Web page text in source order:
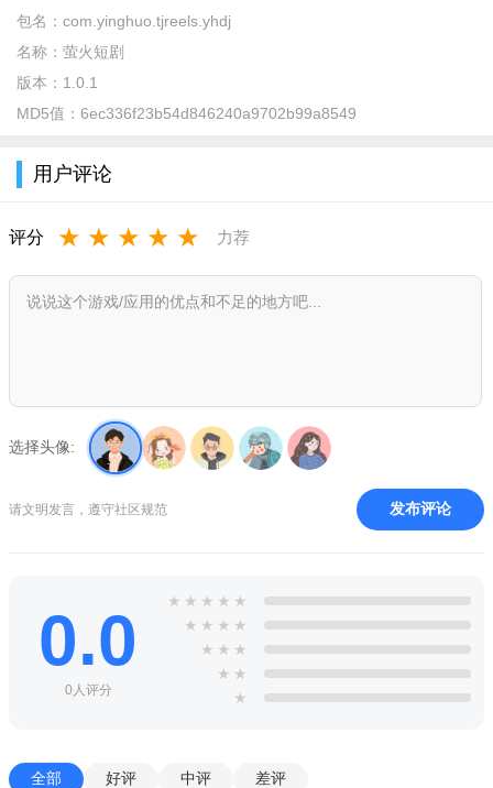
包名： com.yinghuo.tjreels.yhdj
名称： 萤火短剧
版本： 1.0.1
MD5值： 6ec336f23b54d846240a9702b99a8549
用户评论
评分 ★ ★ ★ ★ ★ 力荐
选择头像:
请文明发言，遵守社区规范 发布评论
0.0
0人评分
★ ★ ★ ★ ★
★ ★ ★ ★
★ ★ ★
★ ★
★
全部 好评 中评 差评